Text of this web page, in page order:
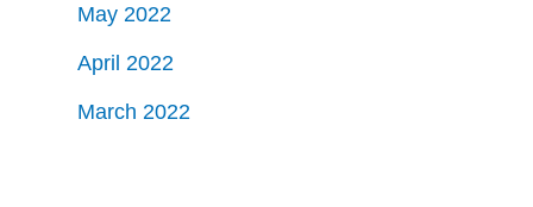
May 2022
April 2022
March 2022